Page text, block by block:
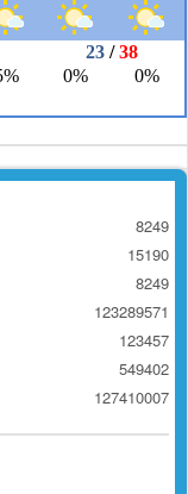
8249
15190
8249
123289571
123457
549402
127410007